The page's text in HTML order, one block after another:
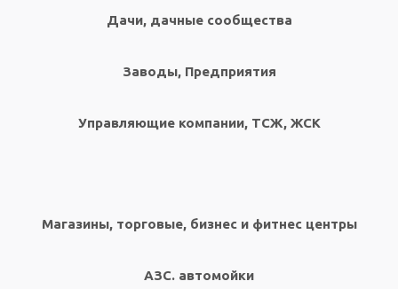
Дачи, дачные сообщества
Заводы, Предприятия
Управляющие компании, ТСЖ, ЖСК
Магазины, торговые, бизнес и фитнес центры
АЗС. автомойки